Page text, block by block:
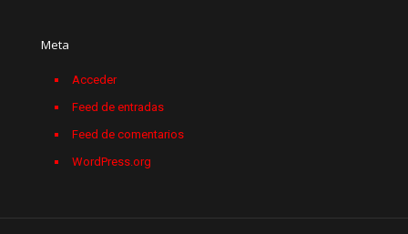
Meta
Acceder
Feed de entradas
Feed de comentarios
WordPress.org